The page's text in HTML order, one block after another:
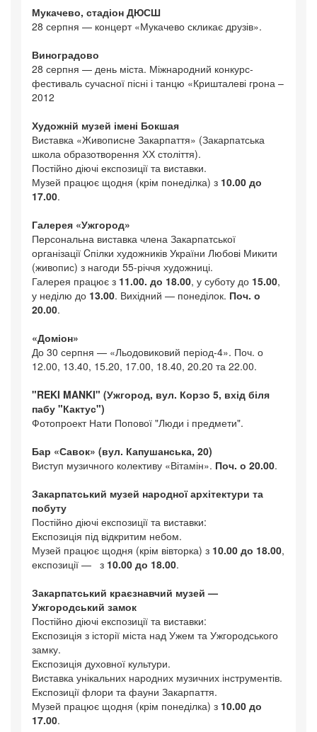
Мукачево, стадіон ДЮСШ
28 серпня — концерт «Мукачево скликає друзів».
Виноградово
28 серпня — день міста. Міжнародний конкурс-
фестиваль сучасної пісні і танцю «Кришталеві грона –
2012
Художній музей імені Бокшая
Виставка «Живописне Закарпаття» (Закарпатська
школа образотворення ХХ століття).
Постійно діючі експозиції та виставки.
Музей працює щодня (крім понеділка) з 10.00 до
17.00.
Галерея «Ужгород»
Персональна виставка члена Закарпатської
організації Cпілки художників України Любові Микити
(живопис) з нагоди 55-річчя художниці.
Галерея працює з 11.00. до 18.00, у суботу до 15.00,
у неділю до 13.00. Вихідний — понеділок. Поч. о
20.00.
«Доміон»
До 30 серпня — «Льодовиковий період-4». Поч. о
12.00, 13.40, 15.20, 17.00, 18.40, 20.20 та 22.00.
"REKI MANKI" (Ужгород, вул. Корзо 5, вхід біля
пабу "Кактус")
Фотопроект Нати Попової "Люди і предмети".
Бар «Савок» (вул. Капушанська, 20)
Виступ музичного колективу «Вітамін». Поч. о 20.00.
Закарпатський музей народної архітектури та
побуту
Постійно діючі експозиції та виставки:
Експозиція під відкритим небом.
Музей працює щодня (крім вівторка) з 10.00 до 18.00,
експозиції — з 10.00 до 18.00.
Закарпатський краєзнавчий музей —
Ужгородський замок
Постійно діючі експозиції та виставки:
Експозиція з історії міста над Ужем та Ужгородського
замку.
Експозиція духовної культури.
Виставка унікальних народних музичних інструментів.
Експозиції флори та фауни Закарпаття.
Музей працює щодня (крім понеділка) з 10.00 до
17.00.